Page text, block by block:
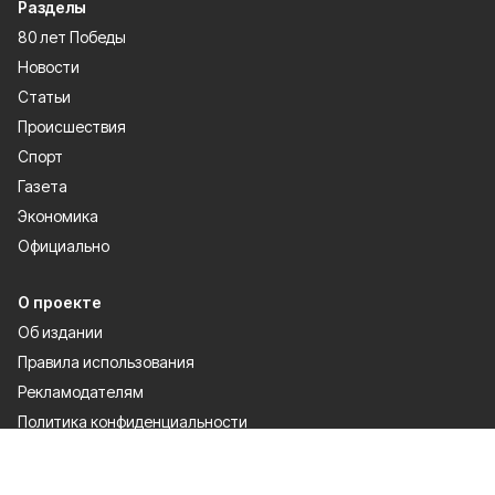
Разделы
80 лет Победы
Новости
Статьи
Происшествия
Спорт
Газета
Экономика
Официально
О проекте
Об издании
Правила использования
Рекламодателям
Политика конфиденциальности